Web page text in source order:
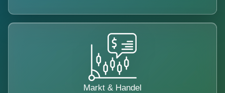
Markt & Handel